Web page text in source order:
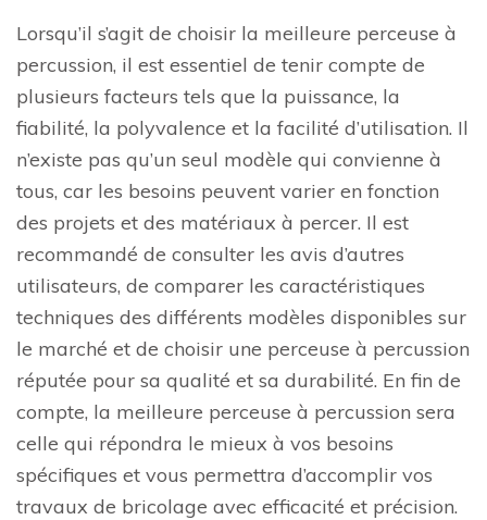
Lorsqu’il s’agit de choisir la meilleure perceuse à
percussion, il est essentiel de tenir compte de
plusieurs facteurs tels que la puissance, la
fiabilité, la polyvalence et la facilité d’utilisation. Il
n’existe pas qu’un seul modèle qui convienne à
tous, car les besoins peuvent varier en fonction
des projets et des matériaux à percer. Il est
recommandé de consulter les avis d’autres
utilisateurs, de comparer les caractéristiques
techniques des différents modèles disponibles sur
le marché et de choisir une perceuse à percussion
réputée pour sa qualité et sa durabilité. En fin de
compte, la meilleure perceuse à percussion sera
celle qui répondra le mieux à vos besoins
spécifiques et vous permettra d’accomplir vos
travaux de bricolage avec efficacité et précision.